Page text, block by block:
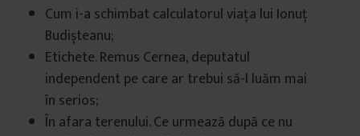
Cum i-a schimbat calculatorul viața lui Ionuț
Budișteanu;
Etichete. Remus Cernea, deputatul
independent pe care ar trebui să-l luăm mai
în serios;
În afara terenului. Ce urmează după ce nu